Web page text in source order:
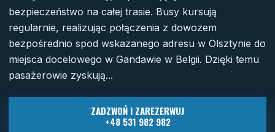
bezpieczeństwo na całej trasie. Busy kursują
regularnie, realizując połączenia z dowozem
bezpośrednio spod wskazanego adresu w Olsztynie do
miejsca docelowego w Gandawie w Belgii. Dzięki temu
pasażerowie zyskują...
ZADZWOŃ I ZAREZERWUJ
+48 531 982 982